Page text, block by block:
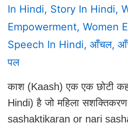
In Hindi, Story In Hindi,
Empowerment, Women
Speech In Hindi, आँचल,
पल
काश (Kaash) एक एक छोटी
Hindi) है जो महिला
sashaktikaran or nari